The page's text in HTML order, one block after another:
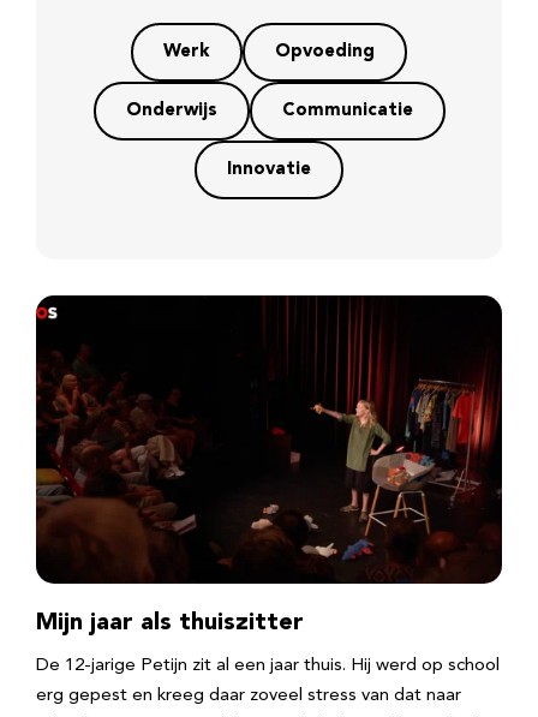
Werk Opvoeding
Onderwijs Communicatie
Innovatie
Mijn jaar als thuiszitter
De 12-jarige Petijn zit al een jaar thuis. Hij werd op school
erg gepest en kreeg daar zoveel stress van dat naar